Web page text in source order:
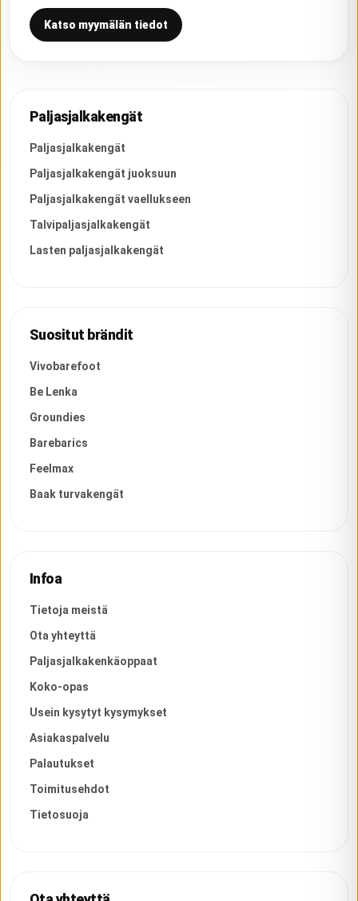
Katso myymälän tiedot
Paljasjalkakengät
Paljasjalkakengät
Paljasjalkakengät juoksuun
Paljasjalkakengät vaellukseen
Talvipaljasjalkakengät
Lasten paljasjalkakengät
Suositut brändit
Vivobarefoot
Be Lenka
Groundies
Barebarics
Feelmax
Baak turvakengät
Infoa
Tietoja meistä
Ota yhteyttä
Paljasjalkakenkäoppaat
Koko-opas
Usein kysytyt kysymykset
Asiakaspalvelu
Palautukset
Toimitusehdot
Tietosuoja